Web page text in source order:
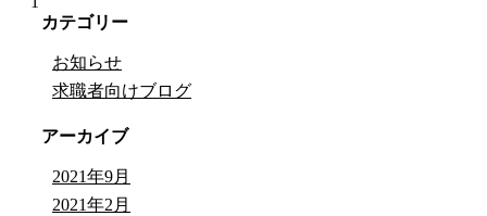
カテゴリー
お知らせ
求職者向けブログ
アーカイブ
2021年9月
2021年2月